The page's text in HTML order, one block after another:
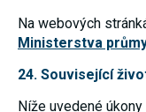
Na webových
Ministerstva
24. Související
Níže uvedené